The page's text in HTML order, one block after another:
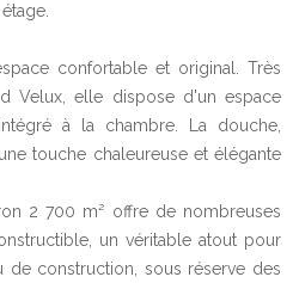
confortable et original. Très
Velux, elle dispose d'un espace
à la chambre. La douche,
touche chaleureuse et élégante
2 700 m² offre de nombreuses
un véritable atout pour
de construction, sous réserve des